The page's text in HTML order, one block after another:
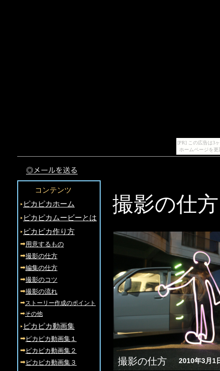
[PR] この広告は3
ホームページを
2010年3月1
撮影の仕方
撮影の仕方
コンテンツ
‣ピカピカホーム
‣ピカピカムービーとは
‣ピカピカ作り方
➡用意するもの
➡撮影の仕方
➡編集の仕方
➡撮影のコツ
➡撮影の流れ
➡ストーリー作成のポイント
➡その他
‣ピカピカ動画集
➡ピカピカ動画集１
➡ピカピカ動画集２
➡ピカピカ動画集３